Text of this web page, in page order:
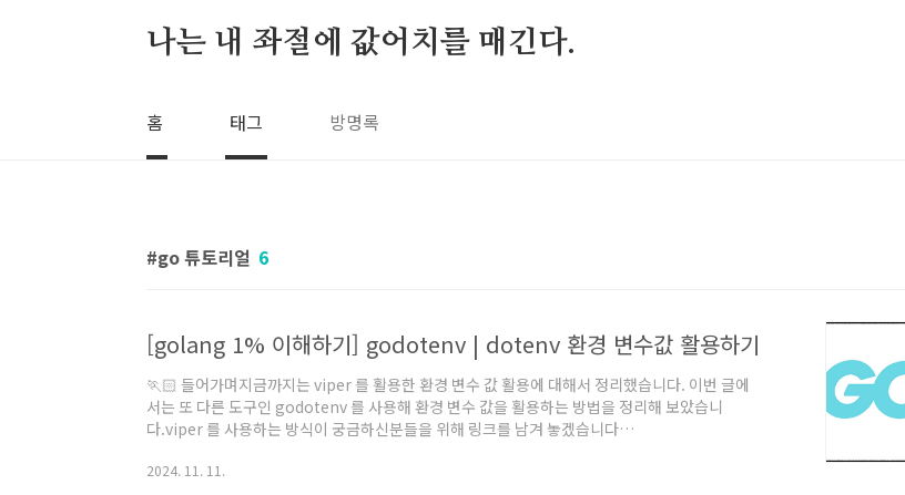
나는 내 좌절에 값어치를 매긴다.
홈 태그 방명록
go 튜토리얼 6
[golang 1% 이해하기] godotenv | dotenv 환경 변수값 활용하기
🏃🏻 들어가며지금까지는 viper 를 활용한 환경 변수 값 활용에 대해서 정리했습니다. 이번 글에
서는 또 다른 도구인 godotenv 를 사용해 환경 변수 값을 활용하는 방법을 정리해 보았습니
다.viper 를 사용하는 방식이 궁금하신분들을 위해 링크를 남겨 놓겠습니다
설치 및 환경 변수 활용하기1) godotenv 설치하기go get 명령어를 통해 godotenv 라이
2024. 11. 11.